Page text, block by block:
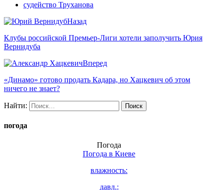
судейство Труханова
Назад
Клубы российской Премьер-Лиги хотели заполучить Юрия
Вернидуба
Вперед
«Динамо» готово продать Кадара, но Хацкевич об этом
ничего не знает?
Найти:
погода
Погода
Погода в Киеве
влажность:
давл.: